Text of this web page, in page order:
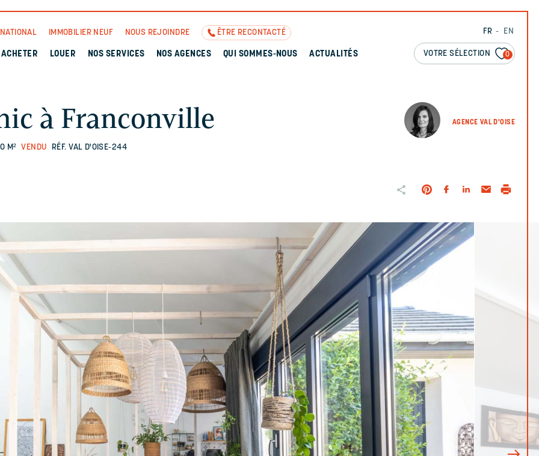
FR EN
VOTRE SÉLECTION 0
IMMOBILIER NEUF NOUS REJOINDRE ÊTRE RECONTACTÉ
ACHETER LOUER NOS SERVICES NOS AGENCES QUI SOMMES-NOUS ACTUALITÉS
AGENCE VAL D'OISE
à Franconville
M² VENDU RÉF. VAL D'OISE-244